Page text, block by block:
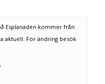
Esplanaden kommer från
aktuell. För ändring besök